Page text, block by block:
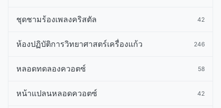
ชุดชามร้องเพลงคริสตัล 42
ห้องปฏิบัติการวิทยาศาสตร์เครื่องแก้ว 246
หลอดทดลองควอตซ์ 58
หน้าแปลนหลอดควอตซ์ 42